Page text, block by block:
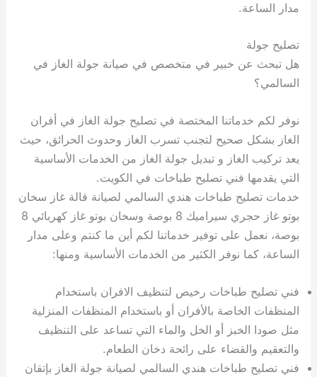
مدار الساعة.
تصليح جولة
هل تبحث عن خبير في متخصص في صيانة جولة الغاز في
السالمي؟
نوفر لكم خدماتنا المختصة في تصليح جولة الغاز في أفران
الغاز بشكل صحيح لتجنب تسرب الغاز وحدوث الحرائق، حيث
يعد تركيب الغاز و تبديل جولة الغاز من الخدمات الأساسية
التي يقدمها فني تصليح طباخات في الكويت.
خدمات تصليح طباخات هندي السالمي لصيانة فالة غاز سخان
بوتو غاز حجري سيراميك 8 بوصة وسخان بوتو غاز كهربائي 8
بوصة، نعمل على توفير خدماتنا لكم أين ما كنتم وعلى مدار
الساعة، كما نوفر الكثير من الخدمات الأساسية ومنها:
فني تصليح طباخات رخيص لتنظيف الافران باستخدام
المنظفات الخاصة بالأفران أو باستخدام المنظفات المنزلية
مثل صودا الخبز أو الخل والماء التي تساعد على التنظيف
والتعقيم والقضاء على رائحة دخان الطعام.
فني تصليح طباخات هندي السالمي لصيانة جولة الغاز بإتقان